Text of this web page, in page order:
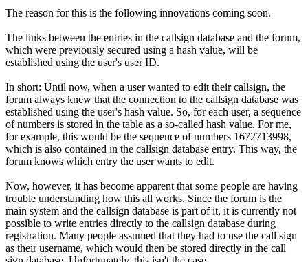
The reason for this is the following innovations coming soon.
The links between the entries in the callsign database and the forum,
which were previously secured using a hash value, will be
established using the user's user ID.
In short: Until now, when a user wanted to edit their callsign, the
forum always knew that the connection to the callsign database was
established using the user's hash value. So, for each user, a sequence
of numbers is stored in the table as a so-called hash value. For me,
for example, this would be the sequence of numbers 1672713998,
which is also contained in the callsign database entry. This way, the
forum knows which entry the user wants to edit.
Now, however, it has become apparent that some people are having
trouble understanding how this all works. Since the forum is the
main system and the callsign database is part of it, it is currently not
possible to write entries directly to the callsign database during
registration. Many people assumed that they had to use the call sign
as their username, which would then be stored directly in the call